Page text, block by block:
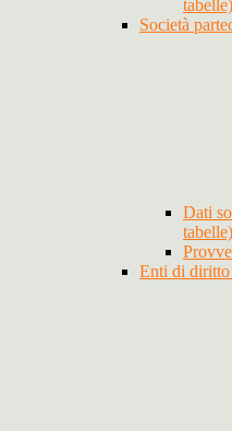
tabelle)
Società
Dati
tabelle)
Enti di